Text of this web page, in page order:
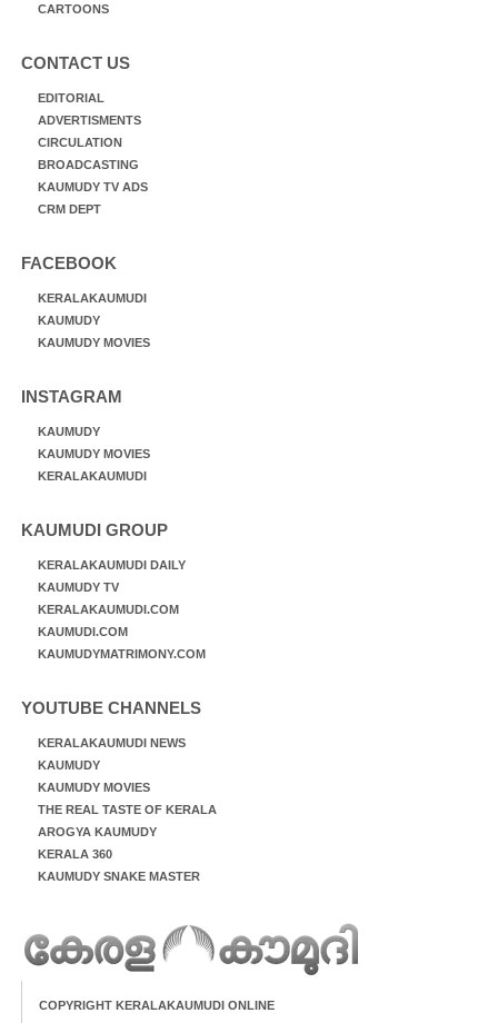
CARTOONS
CONTACT US
EDITORIAL
ADVERTISMENTS
CIRCULATION
BROADCASTING
KAUMUDY TV ADS
CRM DEPT
FACEBOOK
KERALAKAUMUDI
KAUMUDY
KAUMUDY MOVIES
INSTAGRAM
KAUMUDY
KAUMUDY MOVIES
KERALAKAUMUDI
KAUMUDI GROUP
KERALAKAUMUDI DAILY
KAUMUDY TV
KERALAKAUMUDI.COM
KAUMUDI.COM
KAUMUDYMATRIMONY.COM
YOUTUBE CHANNELS
KERALAKAUMUDI NEWS
KAUMUDY
KAUMUDY MOVIES
THE REAL TASTE OF KERALA
AROGYA KAUMUDY
KERALA 360
KAUMUDY SNAKE MASTER
COPYRIGHT KERALAKAUMUDI ONLINE